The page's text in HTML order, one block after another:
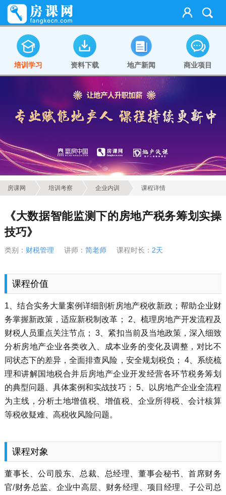
培训学习 资料下载 地产新闻 商业项目
房课网 培训考察 企业内训 课程详情
《大数据智能监测下的房地产税务筹划实操
技巧》
类别： 财税管理 讲师： 简老师课程时长： 2天
课程价值
1、结合实务大量案例详细剖析房地产税收新政；帮助企业财
务掌握新政策，适应新税制改革； 2、梳理房地产开发流程及
财税人员重点关注节点； 3、紧扣当前及当地政策，深入细致
分析房地产企业各类收入、成本业务的变化及调整，对比不
同状态下的差异，全面排查风险，安全规划税负； 4、系统梳
理和讲解国地税合并后房地产企业开发经营各环节税务筹划
的典型问题、具体案例和实战技巧； 5、以房地产企业全流程
为主线，分析土地增值税、增值税、企业所得税、会计核算
等税收疑难、高税收风险问题。
课程对象
董事长、公司股东、总裁、总经理、董事会秘书、首席财务
官/财务总监、企业中高层、财务经理、项目经理、子公司总